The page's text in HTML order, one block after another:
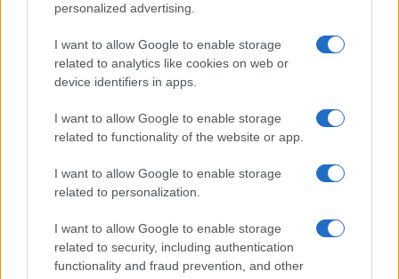
personalized advertising.
I want to allow Google to enable storage
related to analytics like cookies on web or
device identifiers in apps.
I want to allow Google to enable storage
related to functionality of the website or app.
I want to allow Google to enable storage
related to personalization.
I want to allow Google to enable storage
related to security, including authentication
functionality and fraud prevention, and other
Vignetta del 07/08/2026
Vai all'archivio delle vignette
Caro Porro, abbiamo davvero